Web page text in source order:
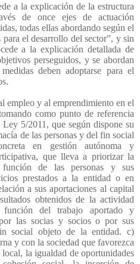
a la explicación de la estructura
de once ejes de actuación
todas ellas abordando según el
el desarrollo del sector”, y sin
a la explicación detallada de
perseguidos, y se abordan
deben adoptarse para el
empleo y al emprendimiento en el
como punto de referencia
5/2011, que según dispone su
de las personas y del fin social
en gestión autónoma y
que lleva a priorizar la
de las personas y sus
prestados a la entidad o en
a sus aportaciones al capital
obtenidos de la actividad
función del trabajo aportado y
las socias y socios o por sus
social objeto de la entidad. c)
y con la sociedad que favorezca
la igualdad de oportunidades